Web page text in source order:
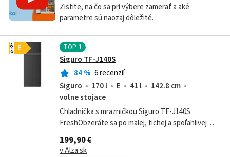
Zistite, na čo sa pri výbere zamerať a aké
parametre sú naozaj dôležité.
TOP 1
Siguro TF-J140S
84% 6 recenzií
E
A
G
Siguro 170 l E 41 l
142.8 cm
voľne stojace
Chladnička s mrazničkou Siguro TF-J140S
FreshObzeráte sa po malej, tichej a spoľahlivej
chladničke s mrazničkou? V tom prípade by ste
určite mali do svojho výberu zaradiť...
199,90 €
v Alza.sk